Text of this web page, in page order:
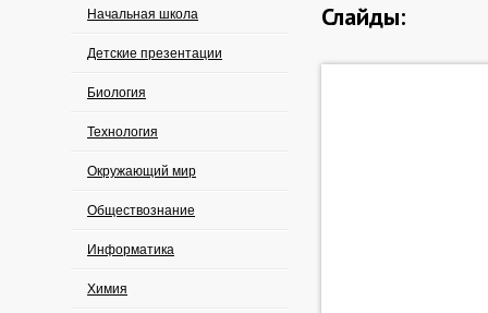
Начальная школа
Детские презентации
Биология
Технология
Окружающий мир
Обществознание
Информатика
Химия
Слайды: